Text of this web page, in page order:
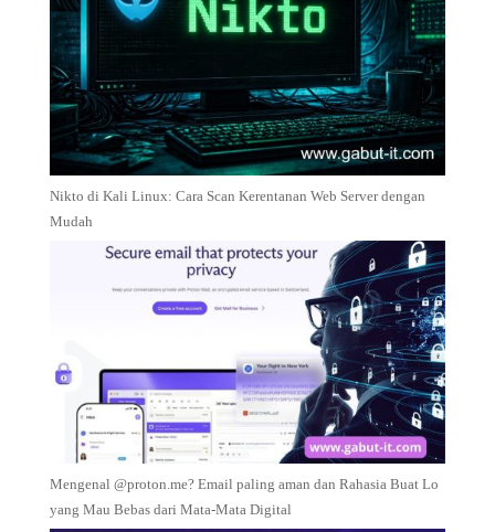
Nikto di Kali Linux: Cara Scan Kerentanan Web Server dengan
Mudah
Mengenal @proton.me? Email paling aman dan Rahasia Buat Lo
yang Mau Bebas dari Mata-Mata Digital